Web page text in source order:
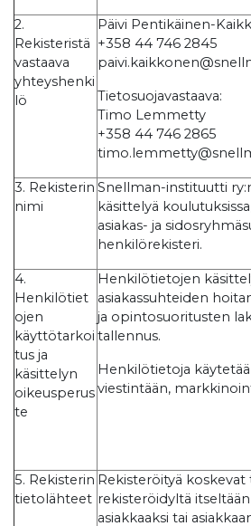
2.
Rekisteristä
vastaava
yhteyshenki
lö
Päivi Pentikäinen-
+358 44 746 2845
Tietosuojavastaava:
Timo Lemmetty
+358 44 746 2865
3. Rekisterin
nimi
Snellman-instituutti
käsittelyä
asiakas- ja
henkilörekisteri.
4.
Henkilötiet
ojen
käyttötarkoi
tus ja
käsittelyn
oikeusperus
te
Henkilötietojen
asiakassuhteiden
ja opintosuoritusten
tallennus.
Henkilötietoja
viestintään,
5. Rekisterin
tietolähteet
Rekisteröityä
rekisteröidyltä
asiakkaaksi tai